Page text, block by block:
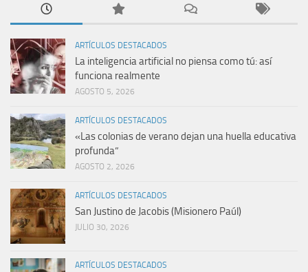
ARTÍCULOS DESTACADOS
La inteligencia artificial no piensa como tú: así
funciona realmente
AGOSTO 5, 2026
ARTÍCULOS DESTACADOS
«Las colonias de verano dejan una huella educativa
profunda”
AGOSTO 2, 2026
ARTÍCULOS DESTACADOS
San Justino de Jacobis (Misionero Paúl)
JULIO 30, 2026
ARTÍCULOS DESTACADOS